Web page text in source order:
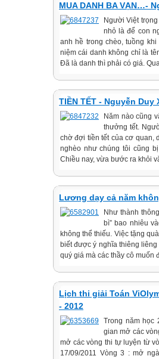
MUA DANH BA VẠN…-
Người Việt
nhỏ là để con
anh hề trong chèo, tuồng
niệm cái danh không chỉ là
Đã là danh thì phải có giá.
TIỀN TẾT - Nguyễn Duy
Năm nào cũng
thưởng tết.
chờ đợi tiền tết của cơ quan,
nghèo như chúng tôi cũng
Chiều nay, vừa bước ra khỏi
Lương dạy cả năm
Như thành
bì” bao nhiêu
không thể thiếu. Việc tặng
biết được ý nghĩa thiêng
quý giá mà các thầy cô muốn
Lịch thi giải Toán
- 2012
Trong năm học
gian mở các
mở các vòng thi tự luyện từ
17/09/2011 Vòng 3 : mở